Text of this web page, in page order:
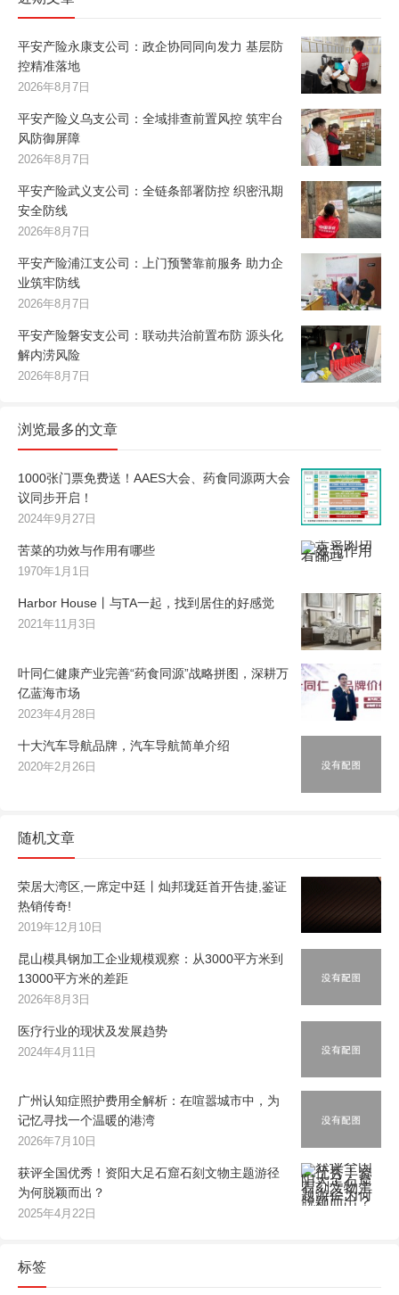
平安产险永康支公司：政企协同同向发力 基层防
控精准落地
2026年8月7日
平安产险义乌支公司：全域排查前置风控 筑牢台
风防御屏障
2026年8月7日
平安产险武义支公司：全链条部署防控 织密汛期
安全防线
2026年8月7日
平安产险浦江支公司：上门预警靠前服务 助力企
业筑牢防线
2026年8月7日
平安产险磐安支公司：联动共治前置布防 源头化
解内涝风险
2026年8月7日
浏览最多的文章
1000张门票免费送！AAES大会、药食同源两大会
议同步开启！
2024年9月27日
苦菜的功效与作用有哪些
1970年1月1日
Harbor House丨与TA一起，找到居住的好感觉
2021年11月3日
叶同仁健康产业完善“药食同源”战略拼图，深耕万
亿蓝海市场
2023年4月28日
十大汽车导航品牌，汽车导航简单介绍
2020年2月26日
随机文章
荣居大湾区,一席定中廷丨灿邦珑廷首开告捷,鉴证
热销传奇!
2019年12月10日
昆山模具钢加工企业规模观察：从3000平方米到
13000平方米的差距
2026年8月3日
医疗行业的现状及发展趋势
2024年4月11日
广州认知症照护费用全解析：在喧嚣城市中，为
记忆寻找一个温暖的港湾
2026年7月10日
获评全国优秀！资阳大足石窟石刻文物主题游径
为何脱颖而出？
2025年4月22日
标签